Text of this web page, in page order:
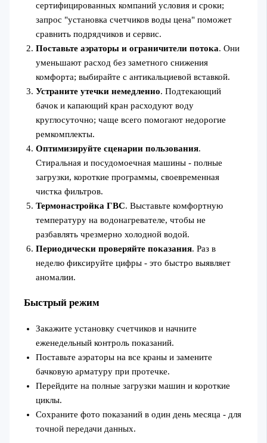
сертифицированных компаний условия и сроки;
запрос "установка счетчиков воды цена" поможет
сравнить подрядчиков и сервис.
Поставьте аэраторы и ограничители потока. Они
уменьшают расход без заметного снижения
комфорта; выбирайте с антикальциевой вставкой.
Устраните утечки немедленно. Подтекающий
бачок и капающий кран расходуют воду
круглосуточно; чаще всего помогают недорогие
ремкомплекты.
Оптимизируйте сценарии пользования.
Стиральная и посудомоечная машины - полные
загрузки, короткие программы, своевременная
чистка фильтров.
Термонастройка ГВС. Выставьте комфортную
температуру на водонагревателе, чтобы не
разбавлять чрезмерно холодной водой.
Периодически проверяйте показания. Раз в
неделю фиксируйте цифры - это быстро выявляет
аномалии.
Быстрый режим
Закажите установку счетчиков и начните
еженедельный контроль показаний.
Поставьте аэраторы на все краны и замените
бачковую арматуру при протечке.
Перейдите на полные загрузки машин и короткие
циклы.
Сохраните фото показаний в один день месяца - для
точной передачи данных.